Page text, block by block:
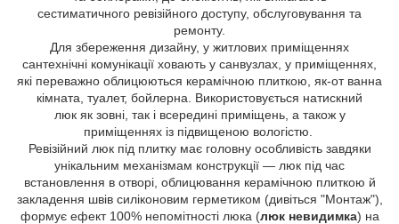
сестиматичного ревізійного доступу, обслуговування та
ремонту.
Для збереження дизайну, у житлових приміщеннях
сантехнічні комунікації ховають у санвузлах, у приміщеннях,
які переважно облицюються керамічною плиткою, як-от ванна
кімната, туалет, бойлерна. Використовується натискний
люк як зовні, так і всередині приміщень, а також у
приміщеннях із підвищеною вологістю.
Ревізійний люк під плитку має головну особливість завдяки
унікальним механізмам конструкції — люк під час
встановлення в отворі, облицювання керамічною плиткою й
закладення швів силіконовим герметиком (дивіться "Монтаж"),
формує ефект 100% непомітності люка (люк невидимка) на